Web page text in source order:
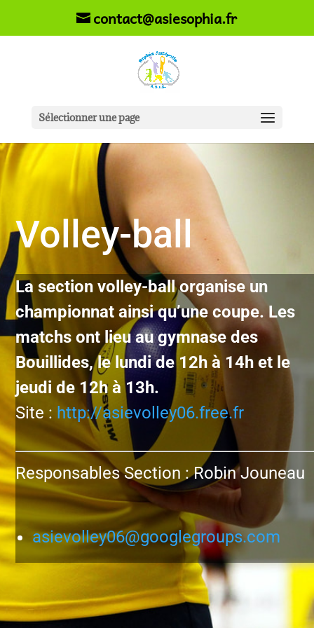
contact@asiesophia.fr
Sélectionner une page
Volley-ball
La section volley-ball organise un
championnat ainsi qu’une coupe. Les
matchs ont lieu au gymnase des
Bouillides, le lundi de 12h à 14h et le
jeudi de 12h à 13h.
Site : http://asievolley06.free.fr
Responsables Section : Robin Jouneau
asievolley06@googlegroups.com